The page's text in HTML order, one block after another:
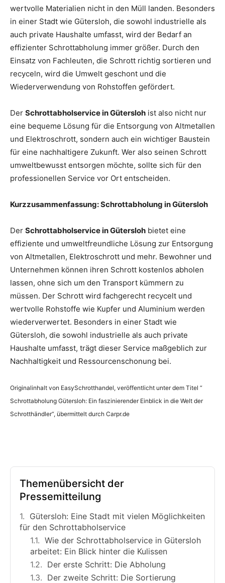
wertvolle Materialien nicht in den Müll landen. Besonders
in einer Stadt wie Gütersloh, die sowohl industrielle als
auch private Haushalte umfasst, wird der Bedarf an
effizienter Schrottabholung immer größer. Durch den
Einsatz von Fachleuten, die Schrott richtig sortieren und
recyceln, wird die Umwelt geschont und die
Wiederverwendung von Rohstoffen gefördert.
Der Schrottabholservice in Gütersloh ist also nicht nur
eine bequeme Lösung für die Entsorgung von Altmetallen
und Elektroschrott, sondern auch ein wichtiger Baustein
für eine nachhaltigere Zukunft. Wer also seinen Schrott
umweltbewusst entsorgen möchte, sollte sich für den
professionellen Service vor Ort entscheiden.
Kurzzusammenfassung: Schrottabholung in Gütersloh
Der Schrottabholservice in Gütersloh bietet eine
effiziente und umweltfreundliche Lösung zur Entsorgung
von Altmetallen, Elektroschrott und mehr. Bewohner und
Unternehmen können ihren Schrott kostenlos abholen
lassen, ohne sich um den Transport kümmern zu
müssen. Der Schrott wird fachgerecht recycelt und
wertvolle Rohstoffe wie Kupfer und Aluminium werden
wiederverwertet. Besonders in einer Stadt wie
Gütersloh, die sowohl industrielle als auch private
Haushalte umfasst, trägt dieser Service maßgeblich zur
Nachhaltigkeit und Ressourcenschonung bei.
Originalinhalt von EasySchrotthandel, veröffentlicht unter dem Titel “
Schrottabholung Gütersloh: Ein faszinierender Einblick in die Welt der
Schrotthändler“, übermittelt durch Carpr.de
Themenübersicht der
Pressemitteilung
Gütersloh: Eine Stadt mit vielen Möglichkeiten
für den Schrottabholservice
Wie der Schrottabholservice in Gütersloh
arbeitet: Ein Blick hinter die Kulissen
Der erste Schritt: Die Abholung
Der zweite Schritt: Die Sortierung